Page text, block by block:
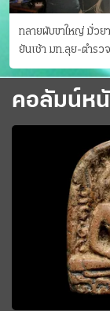
ทลายผับขาใหญ่ มั่วย
ยันเช้า มท.ลุย-ตำรว
คอลัมน์ห